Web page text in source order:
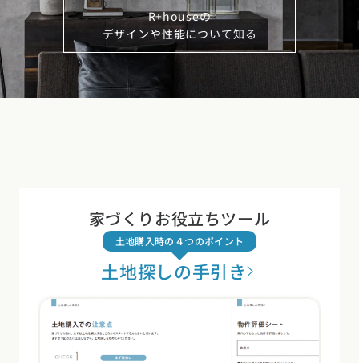
R+houseの
デザインや性能について知る
家づくりお役立ちツール
土地購入時の４つのポイント
土地探しの手引き